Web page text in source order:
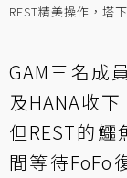
REST精美操作，塔
GAM三名成
及HANA收
但REST的
間等待FoFo